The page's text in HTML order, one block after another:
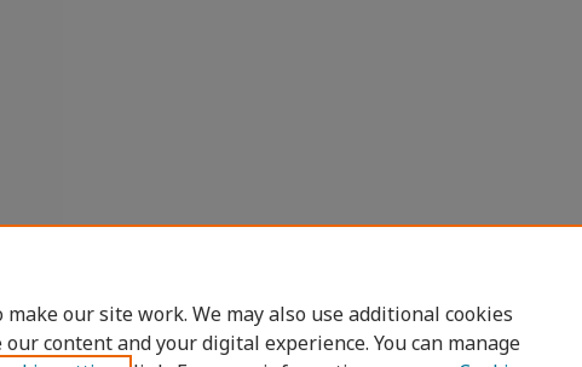
our site work. We may also use additional cookies
content and your digital experience. You can manage